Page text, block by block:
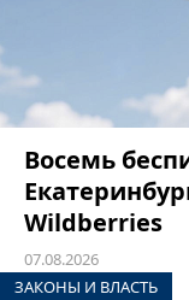
Восемь
Wildberries
07.08.2026
ЗАКОНЫ И ВЛАСТЬ